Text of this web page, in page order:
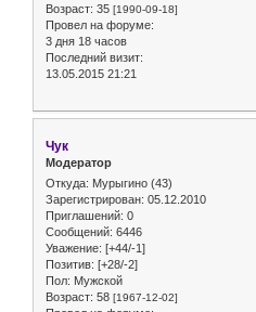
Возраст: 35 [1990-09-18]
Провел на форуме:
3 дня 18 часов
Последний визит:
13.05.2015 21:21
Чук
Модератор
Откуда: Мурыгино (43)
Зарегистрирован: 05.12.2010
Приглашений: 0
Сообщений: 6446
Уважение: [+44/-1]
Позитив: [+28/-2]
Пол: Мужской
Возраст: 58 [1967-12-02]